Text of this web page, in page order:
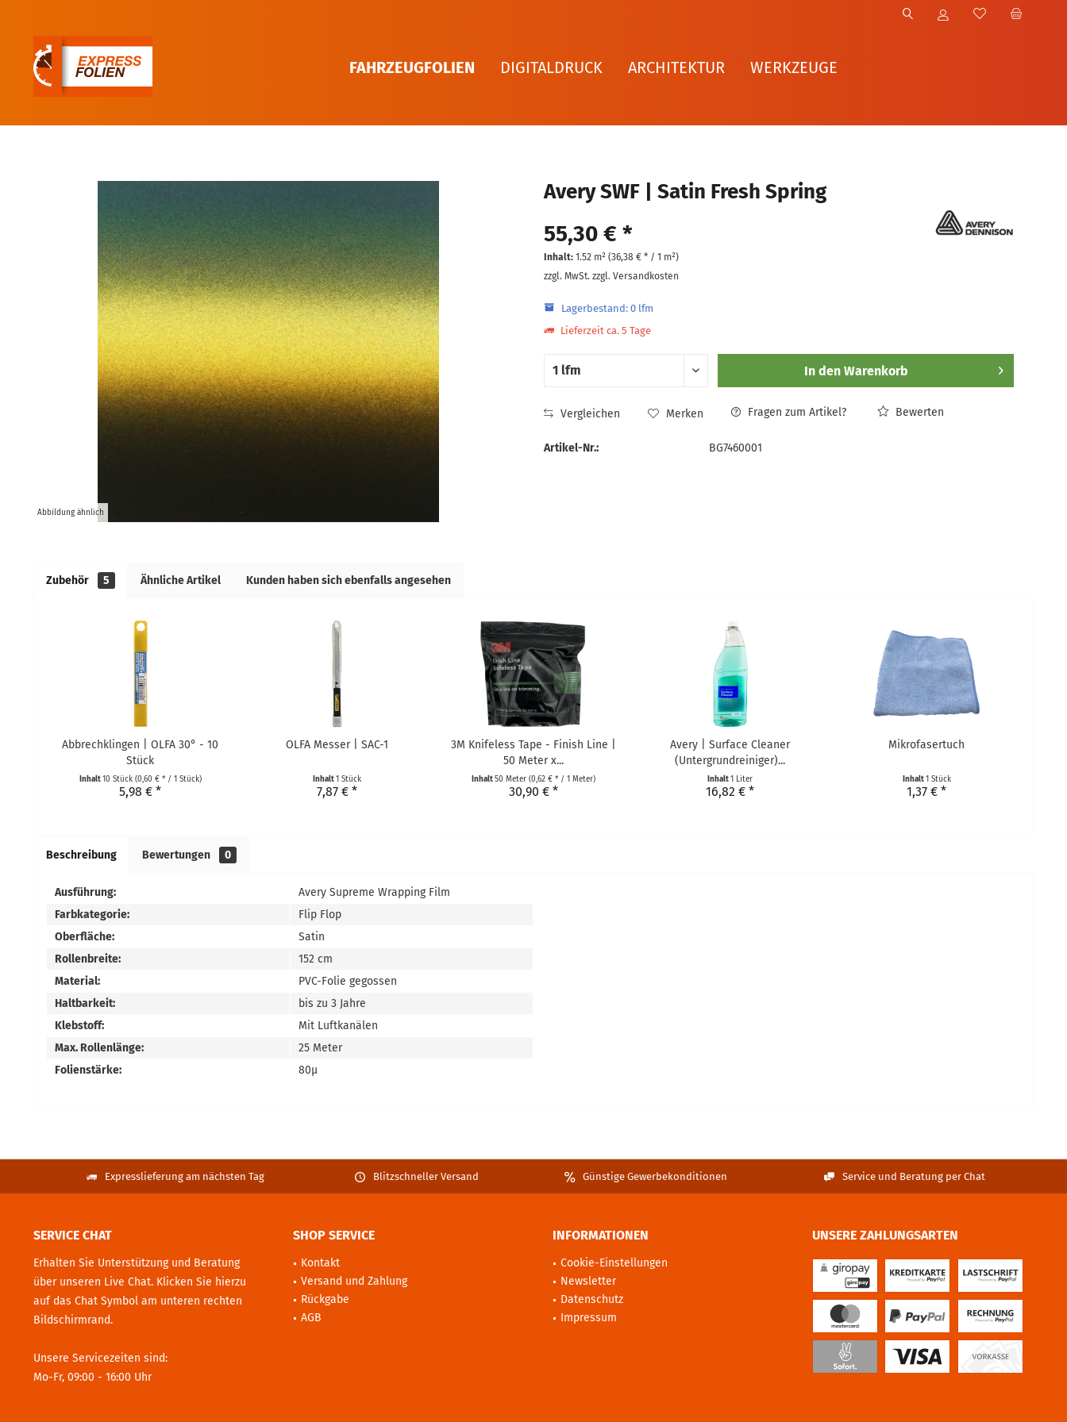
FAHRZEUGFOLIEN DIGITALDRUCK ARCHITEKTUR WERKZEUGE
Abbildung ähnlich
Avery SWF | Satin Fresh Spring
55,30 € *
Inhalt: 1.52 m² (36,38 €* / 1 m²)
zzgl. MwSt. zzgl. Versandkosten
Lagerbestand: 0 lfm
Lieferzeit ca. 5 Tage
In den Warenkorb
Vergleichen Merken Fragen zum Artikel? Bewerten
Artikel-Nr.: BG7460001
Zubehör 5 Ähnliche Artikel Kunden haben sich ebenfalls angesehen
Abbrechklingen | OLFA 30° - 10
Stück
Inhalt10 Stück (0,60 € * / 1 Stück)
5,98 € *
OLFA Messer | SAC-1
Inhalt1 Stück
7,87 € *
3M Knifeless Tape - Finish Line |
50 Meter x...
Inhalt50 Meter (0,62 € * / 1 Meter)
30,90 € *
Avery | Surface Cleaner
(Untergrundreiniger)...
Inhalt1 Liter
16,82 € *
Mikrofasertuch
Inhalt1 Stück
1,37 € *
Beschreibung Bewertungen 0
Ausführung:
Avery Supreme Wrapping Film
Farbkategorie:
Flip Flop
Oberfläche:
Satin
Rollenbreite:
152 cm
Material:
PVC-Folie gegossen
Haltbarkeit:
bis zu 3 Jahre
Klebstoff:
Mit Luftkanälen
Max. Rollenlänge:
25 Meter
Folienstärke:
80µ
Expresslieferung am nächsten Tag Blitzschneller Versand Günstige Gewerbekonditionen Service und Beratung per Chat
SERVICE CHAT
Erhalten Sie Unterstützung und Beratung
über unseren Live Chat. Klicken Sie hierzu
auf das Chat Symbol am unteren rechten
Bildschirmrand.
Unsere Servicezeiten sind:
Mo-Fr, 09:00 - 16:00 Uhr
SHOP SERVICE
Kontakt
Versand und Zahlung
Rückgabe
AGB
INFORMATIONEN
Cookie-Einstellungen
Newsletter
Datenschutz
Impressum
UNSERE ZAHLUNGSARTEN